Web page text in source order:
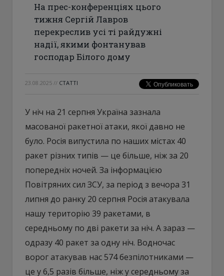
На прес-конференціях цього
тижня Сергій Лавров
перекреслив усі ті райдужні
надії, якими фонтанував
господар Білого дому
23.08.2025 // СТАТТІ
У ніч на 21 серпня Україна зазнала
масованої ракетної атаки, якої давно не
було. Росія випустила по наших містах 40
ракет різних типів — це більше, ніж за 20
попередніх ночей. За інформацією
Повітряних сил ЗСУ, за період з вечора 31
липня до ранку 20 серпня Росія атакувала
нашу територію 39 ракетами, в
середньому по дві ракети за ніч. А зараз —
одразу 40 ракет за одну ніч. Водночас
ворог атакував нас 574 безпілотниками —
це у 6,5 разів більше, ніж у середньому за